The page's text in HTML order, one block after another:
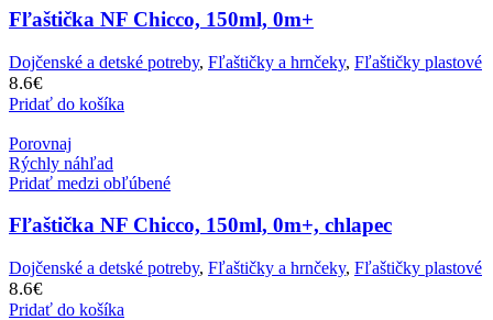
Fľaštička NF Chicco, 150ml, 0m+
Dojčenské a detské potreby, Fľaštičky a hrnčeky, Fľaštičky plastové
8.6€
Pridať do košíka
Porovnaj
Rýchly náhľad
Pridať medzi obľúbené
Fľaštička NF Chicco, 150ml, 0m+, chlapec
Dojčenské a detské potreby, Fľaštičky a hrnčeky, Fľaštičky plastové
8.6€
Pridať do košíka